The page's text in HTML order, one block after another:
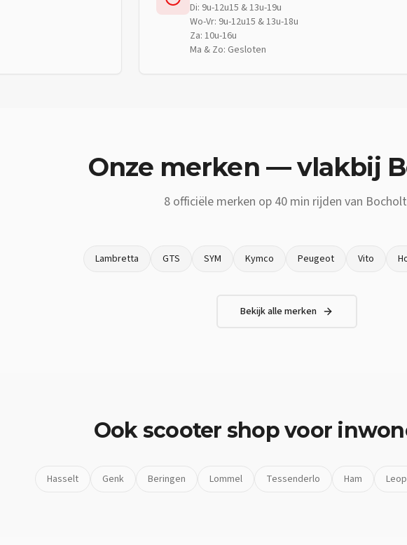
Di: 9u-12u15 & 13u-19u
Wo-Vr: 9u-12u15 & 13u-18u
Za: 10u-16u
Ma & Zo: Gesloten
Onze merken — vlakbij
8officiële merken op 40 min rijden van Bocholt
Lambretta GTS SYM Kymco Peugeot Vito
Bekijk alle merken
Ookscooter shopvoor
Hasselt Genk Beringen Lommel Tessenderlo Ham